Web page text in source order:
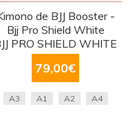
de BJJ Booster -
Bjj Pro Shield White
PRO SHIELD WHITE
79,00€
A3 A1 A2 A4